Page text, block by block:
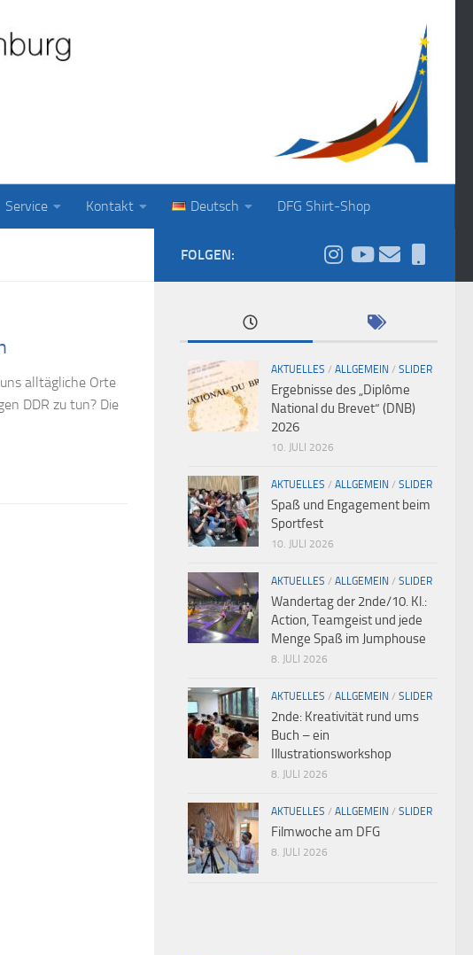
Service Kontakt Deutsch DFG Shirt-Shop
alltägliche Orte
DDR zu tun? Die
FOLGEN:
AKTUELLES / ALLGEMEIN / SLIDER
Ergebnisse des „Diplôme
National du Brevet“ (DNB)
2026
10. JULI 2026
AKTUELLES / ALLGEMEIN / SLIDER
Spaß und Engagement beim
Sportfest
10. JULI 2026
AKTUELLES / ALLGEMEIN / SLIDER
Wandertag der 2nde/10. Kl.:
Action, Teamgeist und jede
Menge Spaß im Jumphouse
8. JULI 2026
AKTUELLES / ALLGEMEIN / SLIDER
2nde: Kreativität rund ums
Buch – ein
Illustrationsworkshop
8. JULI 2026
AKTUELLES / ALLGEMEIN / SLIDER
Filmwoche am DFG
8. JULI 2026